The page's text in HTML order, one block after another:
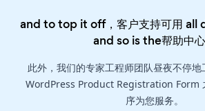
and to top it off，客户支持可用 all
and so is the帮助中心
此外，我们的专家工程师团队昼夜不停
WordPress Product Registration Form
序为您服务。